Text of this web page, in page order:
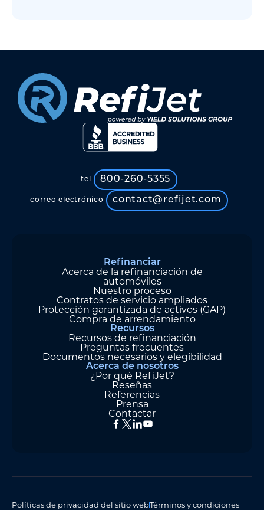
tel 800-260-5355
correo electrónico contact@refijet.com
Refinanciar
Acerca de la refinanciación de
automóviles
Nuestro proceso
Contratos de servicio ampliados
Protección garantizada de activos (GAP)
Compra de arrendamiento
Recursos
Recursos de refinanciación
Preguntas frecuentes
Documentos necesarios y elegibilidad
Acerca de nosotros
¿Por qué RefiJet?
Reseñas
Referencias
Prensa
Contactar
Políticas de privacidad del sitio webTérminos y condiciones